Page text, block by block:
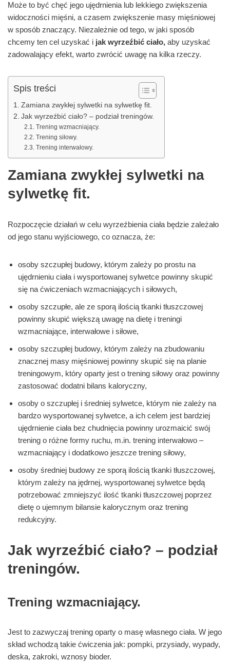
Może to być chęć jego ujędrnienia lub lekkiego zwiększenia
widoczności mięśni, a czasem zwiększenie masy mięśniowej
w sposób znaczący. Niezależnie od tego, w jaki sposób
chcemy ten cel uzyskać i jak wyrzeźbić ciało, aby uzyskać
zadowalający efekt, warto zwrócić uwagę na kilka rzeczy.
Spis treści
Zamiana zwykłej sylwetki na sylwetkę fit.
Jak wyrzeźbić ciało? – podział treningów.
Trening wzmacniający.
Trening siłowy.
Trening interwałowy.
Zamiana zwykłej sylwetki na
sylwetkę fit.
Rozpoczęcie działań w celu wyrzeźbienia ciała będzie zależało
od jego stanu wyjściowego, co oznacza, że:
osoby szczupłej budowy, którym zależy po prostu na
ujędrnieniu ciała i wysportowanej sylwetce powinny skupić
się na ćwiczeniach wzmacniających i siłowych,
osoby szczupłe, ale ze sporą ilością tkanki tłuszczowej
powinny skupić większą uwagę na dietę i treningi
wzmacniające, interwałowe i siłowe,
osoby szczupłej budowy, którym zależy na zbudowaniu
znacznej masy mięśniowej powinny skupić się na planie
treningowym, który oparty jest o trening siłowy oraz powinny
zastosować dodatni bilans kaloryczny,
osoby o szczupłej i średniej sylwetce, którym nie zależy na
bardzo wysportowanej sylwetce, a ich celem jest bardziej
ujędrnienie ciała bez chudnięcia powinny urozmaicić swój
trening o różne formy ruchu, m.in. trening interwałowo –
wzmacniający i dodatkowo jeszcze trening siłowy,
osoby średniej budowy ze sporą ilością tkanki tłuszczowej,
którym zależy na jędrnej, wysportowanej sylwetce będą
potrzebować zmniejszyć ilość tkanki tłuszczowej poprzez
dietę o ujemnym bilansie kalorycznym oraz trening
redukcyjny.
Jak wyrzeźbić ciało? – podział
treningów.
Trening wzmacniający.
Jest to zazwyczaj trening oparty o masę własnego ciała. W jego
skład wchodzą takie ćwiczenia jak: pompki, przysiady, wypady,
deska, zakroki, wznosy bioder.